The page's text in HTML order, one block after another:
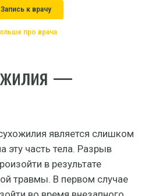
Запись к врачу
про врача
—
является слишком
эту часть тела. Разрыв
в результате
травмы. В первом случае